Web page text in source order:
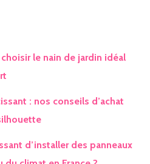
le nain de jardin idéal
: nos conseils d’achat
d’installer des panneaux